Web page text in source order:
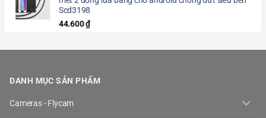
Scd3198
44.600₫
DANH MỤC SẢN PHẨM
Cameras - Flycam